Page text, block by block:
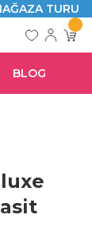
TURU
BLOG